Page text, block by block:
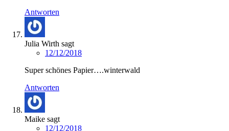
Antworten
Julia Wirth sagt
12/12/2018
Super schönes Papier….winterwald
Antworten
Maike sagt
12/12/2018